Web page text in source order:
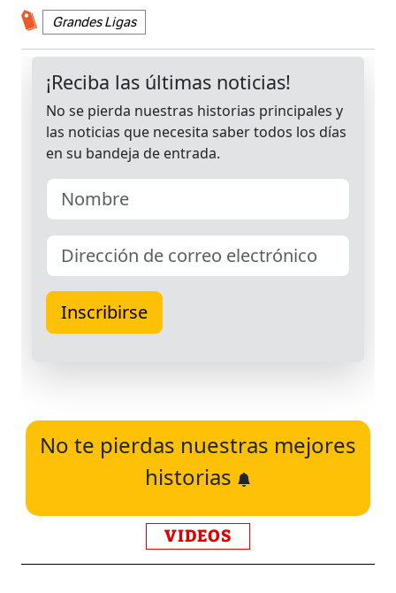
Grandes Ligas
No te pierdas nuestras mejores
historias
VIDEOS